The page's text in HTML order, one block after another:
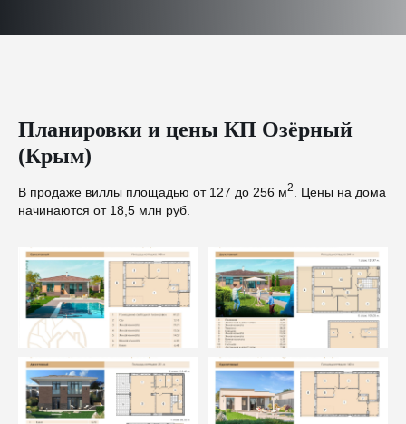
Планировки и цены КП Озёрный
(Крым)
В продаже виллы площадью от 127 до 256 м2
. Цены на дома
начинаются от 18,5 млн руб.